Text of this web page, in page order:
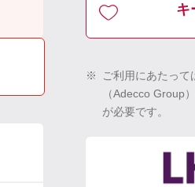
キ
※
ご利用にあたって
（Adecco Group
が必要です。